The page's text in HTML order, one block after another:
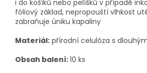
i do košíků nebo pelíšků v případě
fóliový základ, nepropouští vlhkost
zabraňuje úniku kapaliny
Materiál: přírodní celulóza s
Obsah balení:10 ks